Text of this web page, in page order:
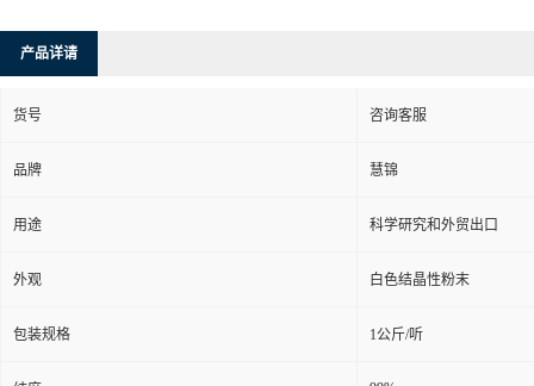
产品详请
货号 咨询客服
品牌 慧锦
用途 科学研究和外贸出口
外观 白色结晶性粉末
包装规格 1公斤/听